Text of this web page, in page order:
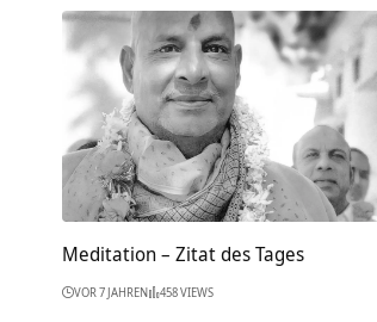
Meditation – Zitat des Tages
VOR 7 JAHREN 458 VIEWS